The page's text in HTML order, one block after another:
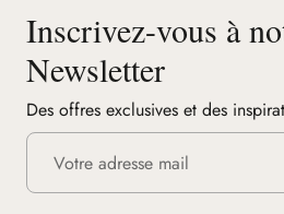
Inscrivez-vous à
Newsletter
Des offres exclusives et des